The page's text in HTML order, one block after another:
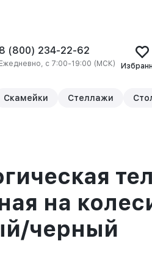
(800) 234-22-62
с 7:00-19:00 (МСК)
Скамейки Стеллажи
на
черный